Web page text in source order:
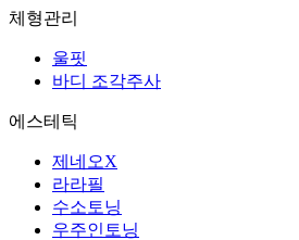
체형관리
울핏
바디 조각주사
에스테틱
제네오X
라라필
수소토닝
우주인토닝